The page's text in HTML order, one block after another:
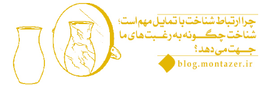
چرا آفریده شده‌ایم؟
راز شادی و آرامش پایدار 0/13
0/13